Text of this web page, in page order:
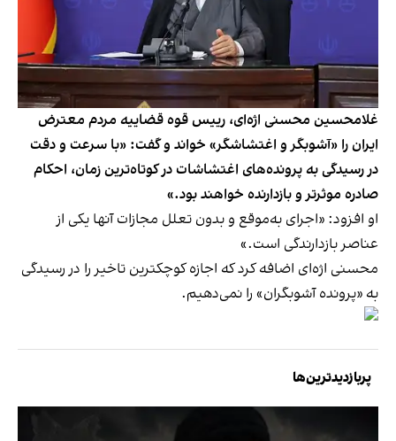
غلامحسین محسنی اژه‌ای، رییس قوه قضاییه مردم معترض
ایران را «آشوبگر و اغتشاشگر» خواند و گفت: «با سرعت و دقت
در رسیدگی به پرونده‌های اغتشاشات در کوتاه‌ترین زمان، احکام
صادره موثرتر و بازدارنده خواهند بود.»
او افزود: «اجرای به‌موقع و بدون تعلل مجازات آنها یکی از
عناصر بازدارندگی است.»
محسنی اژه‌ای اضافه کرد که اجازه کوچکترین تاخیر را در رسیدگی
به «پرونده آشوبگران» را نمی‌دهیم.
پربازدیدترین‌ها